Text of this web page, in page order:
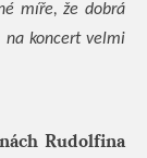
míře, že dobrá
na koncert velmi
Rudolfina